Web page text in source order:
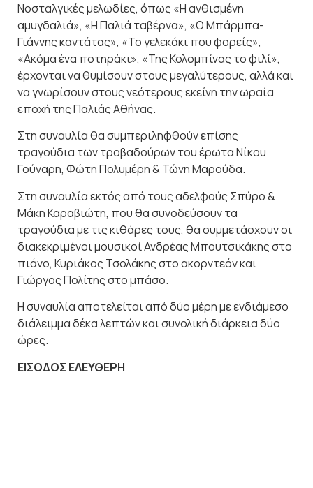
Νοσταλγικές μελωδίες, όπως «Η ανθισμένη
αμυγδαλιά», «Η Παλιά ταβέρνα», «Ο Μπάρμπα-
Γιάννης καντάτας», «Το γελεκάκι που φορείς»,
«Ακόμα ένα ποτηράκι», «Της Κολομπίνας το φιλί»,
έρχονται να θυμίσουν στους μεγαλύτερους, αλλά και
να γνωρίσουν στους νεότερους εκείνη την ωραία
εποχή της Παλιάς Αθήνας.
Στη συναυλία θα συμπεριληφθούν επίσης
τραγούδια των τροβαδούρων του έρωτα Νίκου
Γούναρη, Φώτη Πολυμέρη & Τώνη Μαρούδα.
Στη συναυλία εκτός από τους αδελφούς Σπύρο &
Μάκη Καραβιώτη, που θα συνοδεύσουν τα
τραγούδια με τις κιθάρες τους, θα συμμετάσχουν οι
διακεκριμένοι μουσικοί Ανδρέας Μπουτσικάκης στο
πιάνο, Κυριάκος Τσολάκης στο ακορντεόν και
Γιώργος Πολίτης στο μπάσο.
Η συναυλία αποτελείται από δύο μέρη με ενδιάμεσο
διάλειμμα δέκα λεπτών και συνολική διάρκεια δύο
ώρες.
ΕΙΣΟΔΟΣ ΕΛΕΥΘΕΡΗ